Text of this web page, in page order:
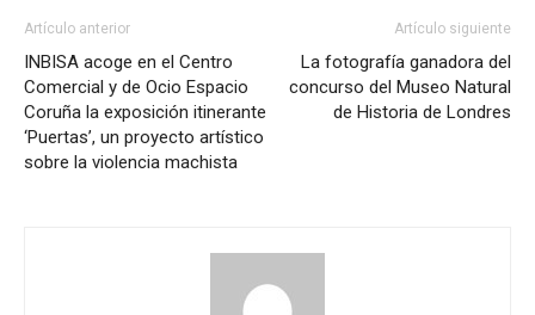
Artículo anterior
INBISA acoge en el Centro
Comercial y de Ocio Espacio
Coruña la exposición itinerante
‘Puertas’, un proyecto artístico
sobre la violencia machista
Artículo siguiente
La fotografía ganadora del
concurso del Museo Natural
de Historia de Londres